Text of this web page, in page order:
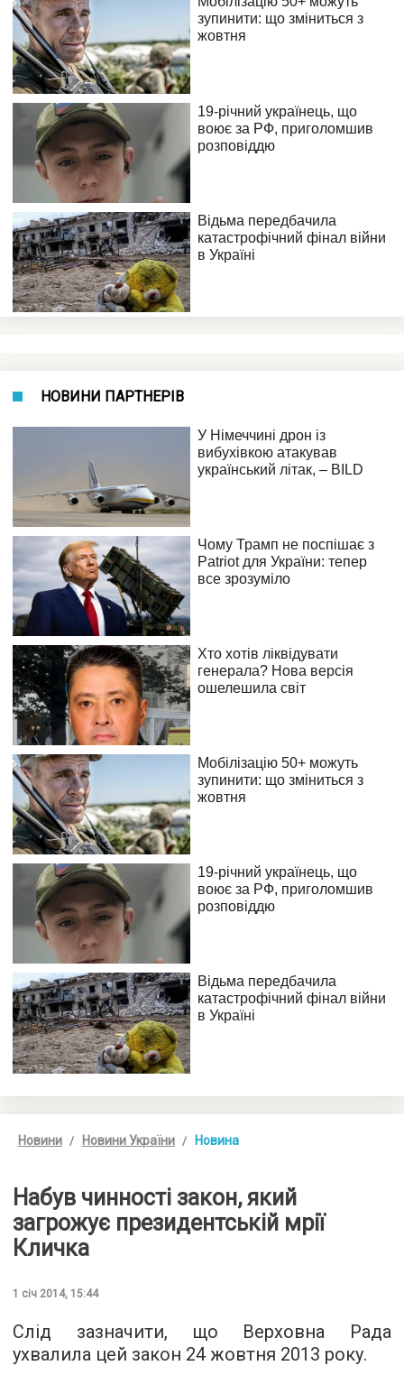
НОВИНИ ПАРТНЕРІВ
Новини Новини України Новина
Набув чинності закон, який
загрожує президентській мрії
Кличка
1 січ 2014, 15:44
Слід зазначити, що Верховна Рада
ухвалила цей закон 24 жовтня 2013 року.